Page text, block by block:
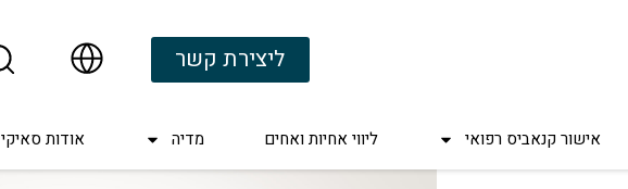
ליצירת קשר
אישור קנאביס רפואי ליווי אחיות ואחים מדיה אודות סאיקי